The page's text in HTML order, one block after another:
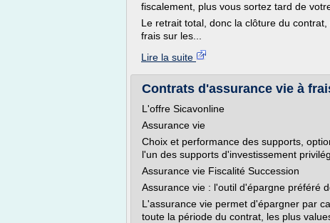
fiscalement, plus vous sortez tard de
Le retrait total, donc la clôture du
frais sur les...
Lire la suite
Contrats d'assurance vie à
L'offre Sicavonline
Assurance vie
Choix et performance des supports,
l'un des supports d'investissement
Assurance vie Fiscalité Succession
Assurance vie : l'outil d'épargne préféré
L'assurance vie permet d'épargner par
toute la période du contrat, les plus